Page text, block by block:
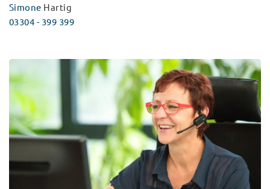
Simone Hartig
03304 - 399 399